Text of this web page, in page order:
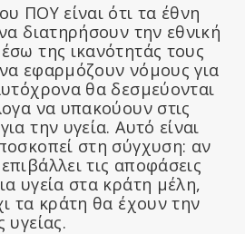
ΠΟΥ είναι ότι τα έθνη
διατηρήσουν την εθνική
της ικανότητάς τους
εφαρμόζουν νόμους για
θα δεσμεύονται
να υπακούουν στις
την υγεία. Αυτό είναι
στη σύγχυση: αν
τις αποφάσεις
υγεία στα κράτη μέλη,
τα κράτη θα έχουν την
υγείας.